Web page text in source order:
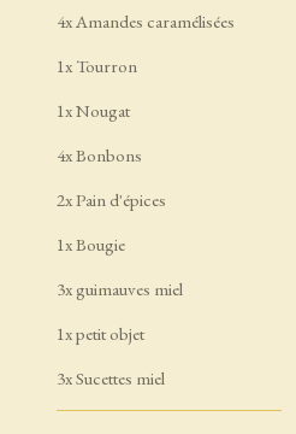
4x Amandes caramélisées
1x Tourron
1x Nougat
4x Bonbons
2x Pain d'épices
1x Bougie
3x guimauves miel
1x petit objet
3x Sucettes miel